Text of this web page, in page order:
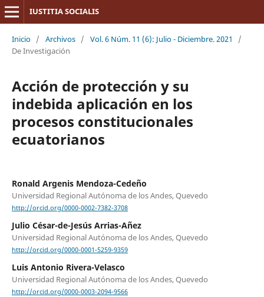
IUSTITIA SOCIALIS
Inicio / Archivos / Vol. 6 Núm. 11 (6): Julio - Diciembre. 2021
/
De Investigación
Acción de protección y su
indebida aplicación en los
procesos constitucionales
ecuatorianos
Ronald Argenis Mendoza-Cedeño
Universidad Regional Autónoma de los Andes, Quevedo
http://orcid.org/0000-0002-7382-3708
Julio César-de-Jesús Arrias-Añez
Universidad Regional Autónoma de los Andes, Quevedo
http://orcid.org/0000-0001-5259-9359
Luis Antonio Rivera-Velasco
Universidad Regional Autónoma de los Andes, Quevedo
http://orcid.org/0000-0003-2094-9566